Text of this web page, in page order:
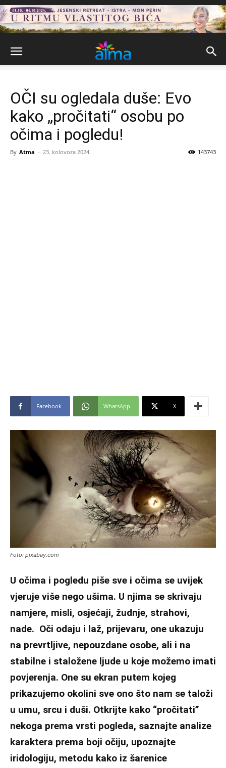
OČI su ogledala duše: Evo
kako „pročitati“ osobu po
očima i pogledu!
By Atma - 23. kolovoza 2024. 143743
Facebook WhatsApp X
Foto: pixabay.com
U očima i pogledu piše sve i očima se uvijek
vjeruje više nego ušima. U njima se skrivaju
namjere, misli, osjećaji, žudnje, strahovi,
nade. Oči odaju i laž, prijevaru, one ukazuju
na prevrtljive, nepouzdane osobe, ali i na
stabilne i staložene ljude u koje možemo imati
povjerenja. One su ekran putem kojeg
prikazujemo okolini sve ono što nam se taloži
u umu, srcu i duši. Otkrijte kako “pročitati”
nekoga prema vrsti pogleda, saznajte analize
karaktera prema boji očiju, upoznajte
iridologiju, metodu kako iz šarenice